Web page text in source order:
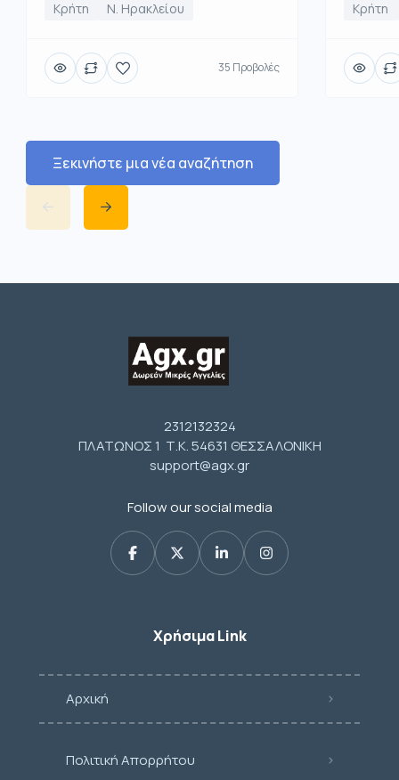
Κρήτη Ν. Ηρακλείου
35 Προβολές
Κρήτη
Ξεκινήστε μια νέα αναζήτηση
2312132324
ΠΛΑΤΩΝΟΣ 1 Τ.Κ. 54631 ΘΕΣΣΑΛΟΝΙΚΗ
support@agx.gr
Follow our social media
Χρήσιμα Link
Αρχική
Πολιτική Απορρήτου